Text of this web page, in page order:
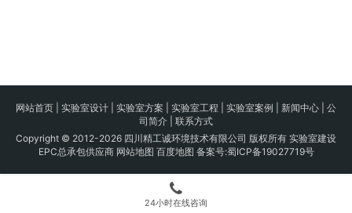
网站首页 实验室设计 实验室方案 实验室工程 实验室案例 新闻中心
公
司简介
联系方式
Copyright © 2012-2026 四川精工诚环境技术有限公司 版权所有 实验室建设
EPC总承包供应商 网站地图 百度地图 备案号:蜀ICP备19027719号
24小时在线咨询